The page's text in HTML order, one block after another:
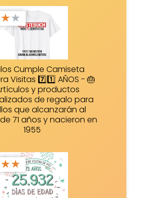
★★
Cumple Camiseta
Visitas 7️⃣1️⃣ AÑOS - 🎂
y productos
de regalo para
que alcanzarán al
71 años y nacieron en
1955
★★